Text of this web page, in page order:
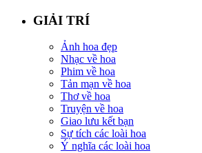
GIẢI TRÍ
Ảnh hoa đẹp
Nhạc về hoa
Phim về hoa
Tản mạn về hoa
Thơ về hoa
Truyện về hoa
Giao lưu kết bạn
Sự tích các loài hoa
Ý nghĩa các loài hoa